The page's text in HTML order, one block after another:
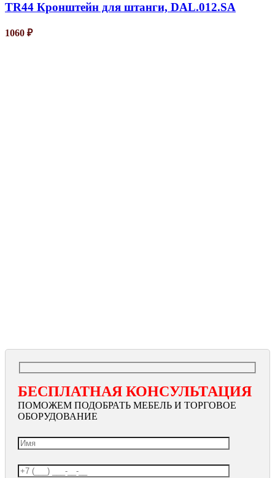
TR44 Кронштейн для штанги, DAL.012.SA
1060 ₽
БЕСПЛАТНАЯ КОНСУЛЬТАЦИЯ
ПОМОЖЕМ ПОДОБРАТЬ МЕБЕЛЬ И ТОРГОВОЕ
ОБОРУДОВАНИЕ